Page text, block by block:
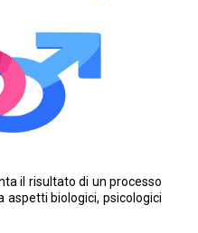
il risultato di un processo
aspetti biologici, psicologici